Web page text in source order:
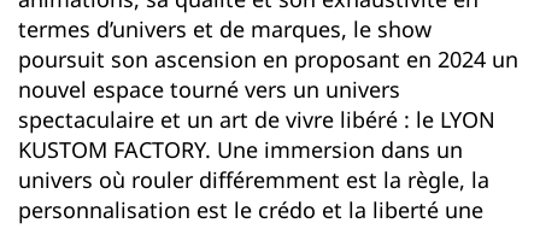
termes d’univers et de marques, le show
poursuit son ascension en proposant en 2024 un
nouvel espace tourné vers un univers
spectaculaire et un art de vivre libéré : le LYON
KUSTOM FACTORY. Une immersion dans un
univers où rouler différemment est la règle, la
personnalisation est le crédo et la liberté une